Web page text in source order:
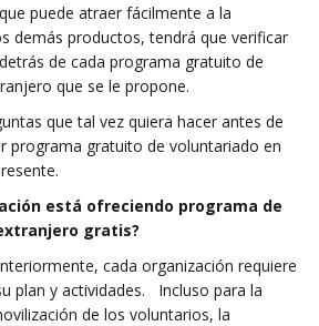
puede atraer fácilmente a la
demás productos, tendrá que verificar
de cada programa gratuito de
que se le propone.
que tal vez quiera hacer antes de
programa gratuito de voluntariado en
está ofreciendo programa de
gratis?
cada organización requiere
plan y actividades. Incluso para la
de los voluntarios, la